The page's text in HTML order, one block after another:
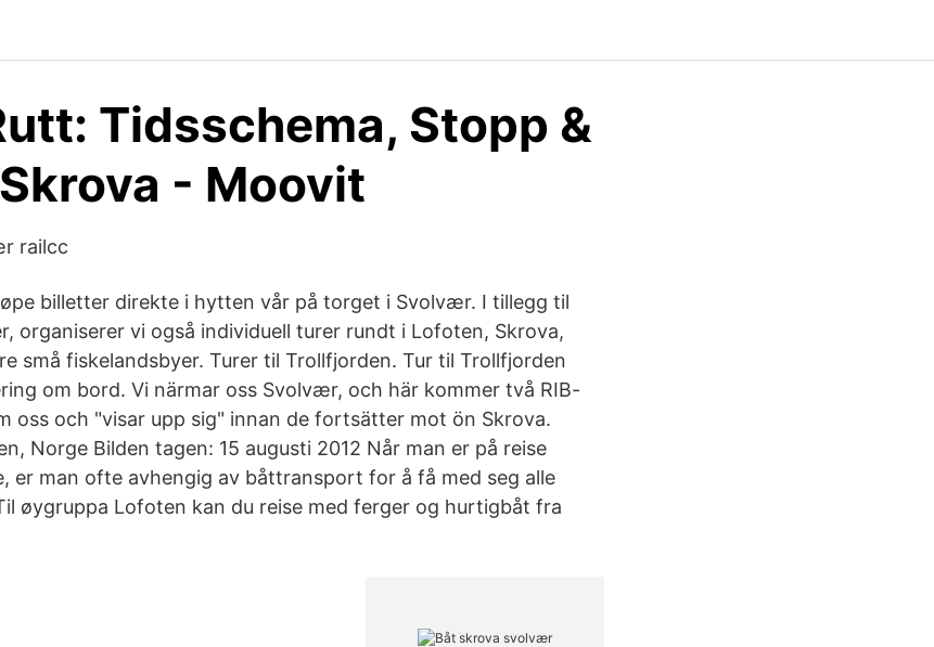
Tidsschema, Stopp &
- Moovit
railcc
billetter direkte i hytten vår på torget i Svolvær. I tillegg til
organiserer vi også individuell turer rundt i Lofoten, Skrova,
små fiskelandsbyer. Turer til Trollfjorden. Tur til Trollfjorden
om bord. Vi närmar oss Svolvær, och här kommer två RIB-
oss och "visar upp sig" innan de fortsätter mot ön Skrova.
Norge Bilden tagen: 15 augusti 2012 Når man er på reise
er man ofte avhengig av båttransport for å få med seg alle
øygruppa Lofoten kan du reise med ferger og hurtigbåt fra